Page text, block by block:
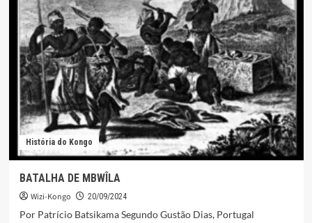
KONGO
História do Kongo
BATALHA DE MBWÎLA
Wizi-Kongo 20/09/2024
Por Patrício Batsikama Segundo Gustão Dias, Portugal